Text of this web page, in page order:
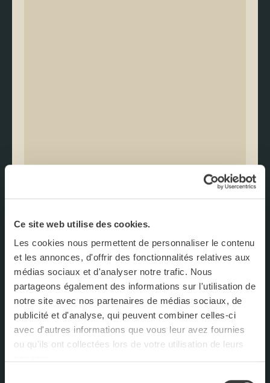
Ce site web utilise des cookies.
Les cookies nous permettent de personnaliser le contenu
et les annonces, d'offrir des fonctionnalités relatives aux
médias sociaux et d'analyser notre trafic. Nous
partageons également des informations sur l'utilisation de
notre site avec nos partenaires de médias sociaux, de
publicité et d'analyse, qui peuvent combiner celles-ci
avec d'autres informations que vous leur avez fournies
ou qu'ils ont collectées lors de votre utilisation de leurs
FACEBOOK
INSTAGRAM